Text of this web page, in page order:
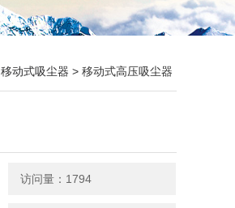
移动式吸尘器 > 移动式高压吸尘器
访问量：1794